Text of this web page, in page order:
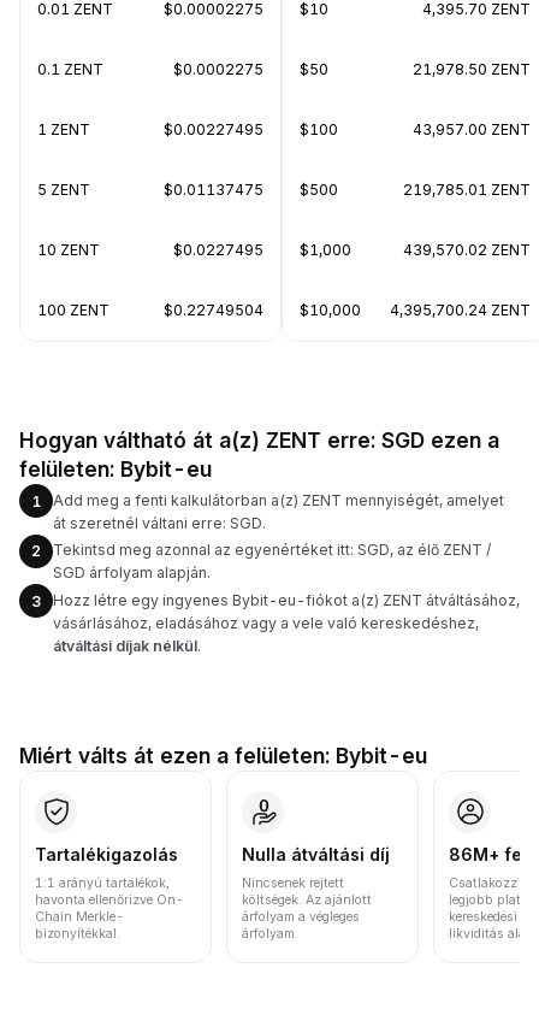
0.01 ZENT $0.00002275
0.1 ZENT $0.0002275
1 ZENT $0.00227495
5 ZENT $0.01137475
10 ZENT $0.0227495
100 ZENT $0.22749504
$10 4,395.70 ZENT
$50 21,978.50 ZENT
$100 43,957.00 ZENT
$500 219,785.01 ZENT
$1,000 439,570.02 ZENT
$10,000 4,395,700.24 ZENT
Hogyan váltható át a(z) ZENT erre: SGD ezen a
felületen: Bybit-eu
1
Add meg a fenti kalkulátorban a(z) ZENT mennyiségét, amelyet
át szeretnél váltani erre: SGD.
2
Tekintsd meg azonnal az egyenértéket itt: SGD, az élő ZENT /
SGD árfolyam alapján.
3
Hozz létre egy ingyenes Bybit-eu-fiókot a(z) ZENT átváltásához,
vásárlásához, eladásához vagy a vele való kereskedéshez,
átváltási díjak nélkül.
Miért válts át ezen a felületen: Bybit-eu
Tartalékigazolás
1:1 arányú tartalékok,
havonta ellenőrizve On-
Chain Merkle-
bizonyítékkal.
Nulla átváltási díj
Nincsenek rejtett
költségek. Az ajánlott
árfolyam a végleges
árfolyam.
86M+
Csatlakozz a
legjobb
kereskedési
likviditás